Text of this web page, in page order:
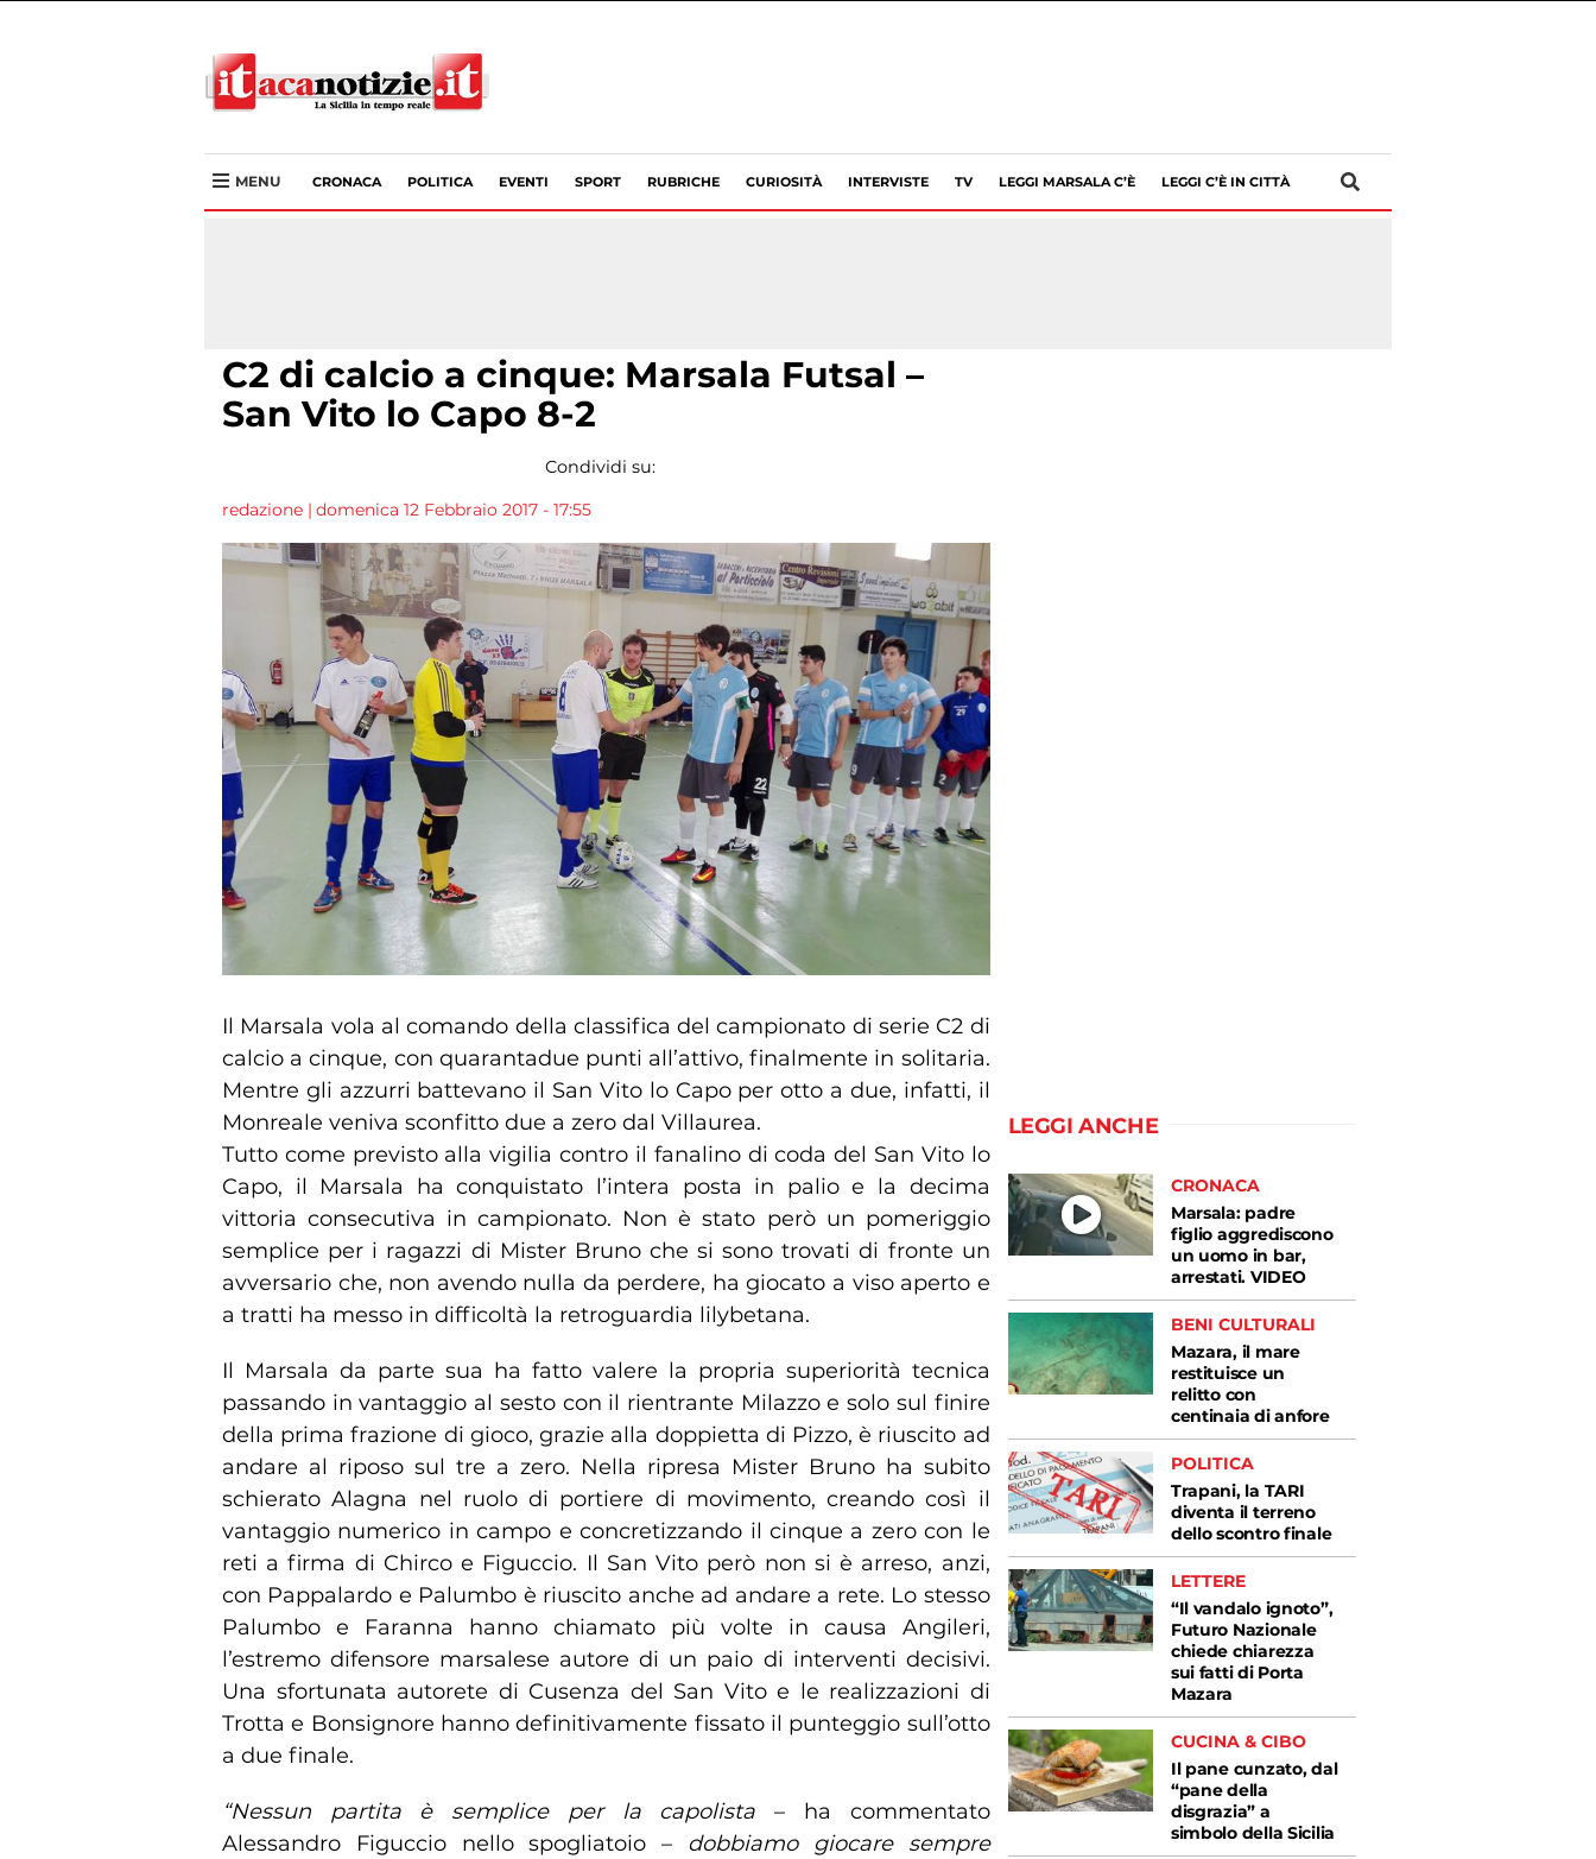
MENU CRONACA POLITICA EVENTI SPORT RUBRICHE CURIOSITÀ INTERVISTE TV LEGGI MARSALA C’È LEGGI C’È IN CITTÀ
C2 di calcio a cinque: Marsala Futsal –
San Vito lo Capo 8-2
Condividi su:
redazione | domenica 12 Febbraio 2017 - 17:55
Il Marsala vola al comando della classifica del campionato di serie C2 di
calcio a cinque, con quarantadue punti all’attivo, finalmente in solitaria.
Mentre gli azzurri battevano il San Vito lo Capo per otto a due, infatti, il
Monreale veniva sconfitto due a zero dal Villaurea.
Tutto come previsto alla vigilia contro il fanalino di coda del San Vito lo
Capo, il Marsala ha conquistato l’intera posta in palio e la decima
vittoria consecutiva in campionato. Non è stato però un pomeriggio
semplice per i ragazzi di Mister Bruno che si sono trovati di fronte un
avversario che, non avendo nulla da perdere, ha giocato a viso aperto e
a tratti ha messo in difficoltà la retroguardia lilybetana.
Il Marsala da parte sua ha fatto valere la propria superiorità tecnica
passando in vantaggio al sesto con il rientrante Milazzo e solo sul finire
della prima frazione di gioco, grazie alla doppietta di Pizzo, è riuscito ad
andare al riposo sul tre a zero. Nella ripresa Mister Bruno ha subito
schierato Alagna nel ruolo di portiere di movimento, creando così il
vantaggio numerico in campo e concretizzando il cinque a zero con le
reti a firma di Chirco e Figuccio. Il San Vito però non si è arreso, anzi,
con Pappalardo e Palumbo è riuscito anche ad andare a rete. Lo stesso
Palumbo e Faranna hanno chiamato più volte in causa Angileri,
l’estremo difensore marsalese autore di un paio di interventi decisivi.
Una sfortunata autorete di Cusenza del San Vito e le realizzazioni di
Trotta e Bonsignore hanno definitivamente fissato il punteggio sull’otto
a due finale.
“Nessun partita è semplice per la capolista – ha commentato
Alessandro Figuccio nello spogliatoio – dobbiamo giocare sempre
LEGGI ANCHE
CRONACA
Marsala: padre
figlio aggrediscono
un uomo in bar,
arrestati. VIDEO
BENI CULTURALI
Mazara, il mare
restituisce un
relitto con
centinaia di anfore
POLITICA
Trapani, la TARI
diventa il terreno
dello scontro finale
LETTERE
“Il vandalo ignoto”,
Futuro Nazionale
chiede chiarezza
sui fatti di Porta
Mazara
CUCINA & CIBO
Il pane cunzato, dal
“pane della
disgrazia” a
simbolo della Sicilia